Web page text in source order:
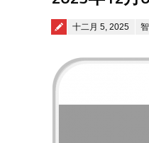
Posted on
十二月 5, 2025